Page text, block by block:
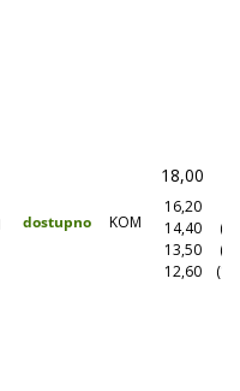
dostupno KOM
18,00
16,20
14,40
13,50
12,60